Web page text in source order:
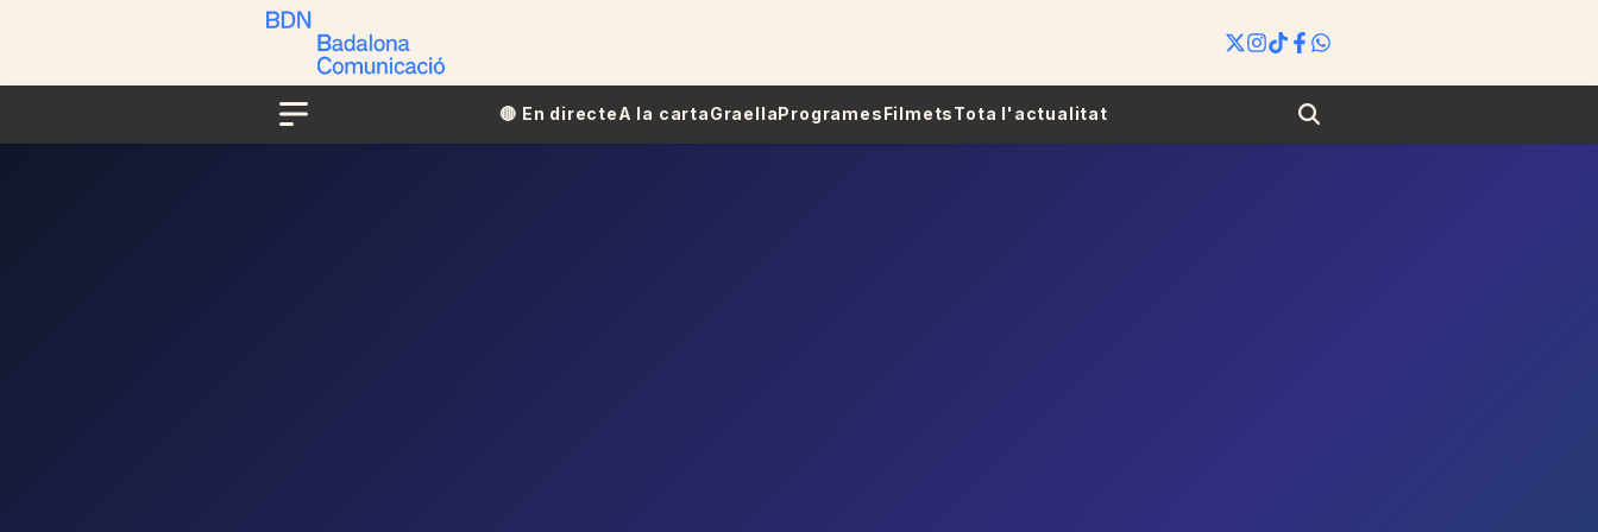
Menu
🔴​​ En directeA la cartaGraellaProgramesFilmetsTota l'actualitat Search